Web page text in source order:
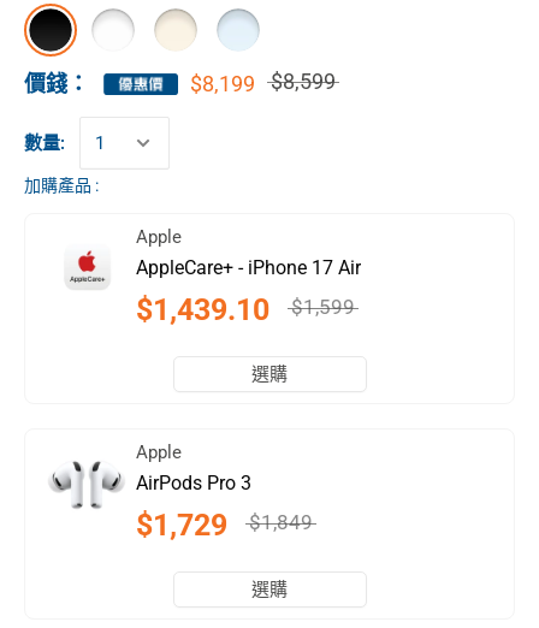
價錢： $8,199 $8,599
數量:
加購產品 :
選購
Apple
AppleCare+ - iPhone 17 Air
$1,439.10 $1,599
選購
Apple
AirPods Pro 3
$1,729 $1,849